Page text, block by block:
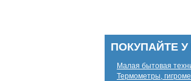
ПОКУПАЙТЕ
Малая бытовая
Термометры,